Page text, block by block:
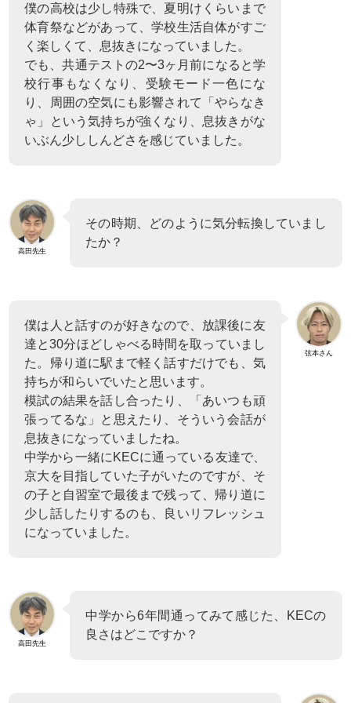
僕の高校は少し特殊で、夏明けくらいまで
体育祭などがあって、学校生活自体がすご
く楽しくて、息抜きになっていました。
でも、共通テストの2〜3ヶ月前になると学
校行事もなくなり、受験モード一色にな
り、周囲の空気にも影響されて「やらなき
ゃ」という気持ちが強くなり、息抜きがな
いぶん少ししんどさを感じていました。
高田先生
その時期、どのように気分転換していまし
たか？
弦本さん
僕は人と話すのが好きなので、放課後に友
達と30分ほどしゃべる時間を取っていまし
た。帰り道に駅まで軽く話すだけでも、気
持ちが和らいでいたと思います。
模試の結果を話し合ったり、「あいつも頑
張ってるな」と思えたり、そういう会話が
息抜きになっていましたね。
中学から一緒にKECに通っている友達で、
京大を目指していた子がいたのですが、そ
の子と自習室で最後まで残って、帰り道に
少し話したりするのも、良いリフレッシュ
になっていました。
高田先生
中学から6年間通ってみて感じた、KECの
良さはどこですか？